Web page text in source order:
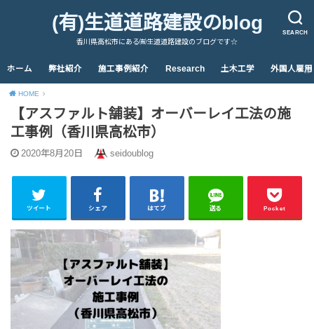
SEARCH
(有)生道道路建設のblog
香川県高松市にある㈲生道道路建設のブログです☆
ホーム 弊社紹介 施工事例紹介 Research 土木工学 外国人雇用
HOME
【アスファルト舗装】オーバーレイ工法の施
工事例（香川県高松市）
2020年8月20日 seidoublog
ツイート シェア はてブ 送る Pocket